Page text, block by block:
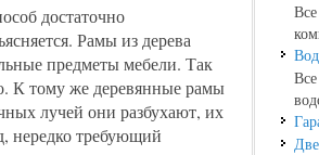
достаточно
Рамы из дерева
предметы мебели. Так
К тому же деревянные рамы
лучей они разбухают, их
нередко требующий